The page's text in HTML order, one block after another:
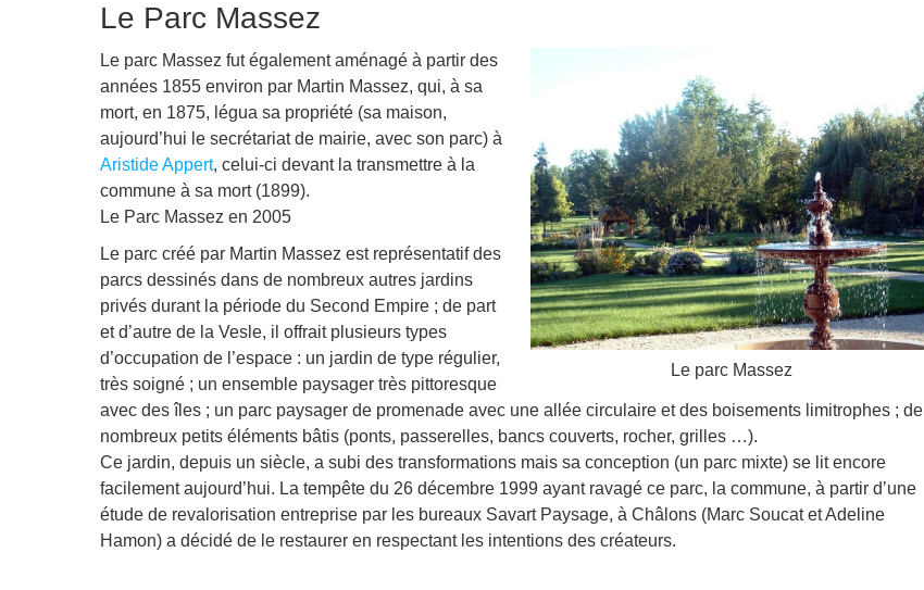
Le Parc Massez
Le parc Massez
Le parc Massez fut également aménagé à partir des
années 1855 environ par Martin Massez, qui, à sa
mort, en 1875, légua sa propriété (sa maison,
aujourd’hui le secrétariat de mairie, avec son parc) à
Aristide Appert, celui-ci devant la transmettre à la
commune à sa mort (1899).
Le Parc Massez en 2005
Le parc créé par Martin Massez est représentatif des
parcs dessinés dans de nombreux autres jardins
privés durant la période du Second Empire ; de part
et d’autre de la Vesle, il offrait plusieurs types
d’occupation de l’espace : un jardin de type régulier,
très soigné ; un ensemble paysager très pittoresque
avec des îles ; un parc paysager de promenade avec une allée circulaire et des boisements limitrophes ; de
nombreux petits éléments bâtis (ponts, passerelles, bancs couverts, rocher, grilles …).
Ce jardin, depuis un siècle, a subi des transformations mais sa conception (un parc mixte) se lit encore
facilement aujourd’hui. La tempête du 26 décembre 1999 ayant ravagé ce parc, la commune, à partir d’une
étude de revalorisation entreprise par les bureaux Savart Paysage, à Châlons (Marc Soucat et Adeline
Hamon) a décidé de le restaurer en respectant les intentions des créateurs.